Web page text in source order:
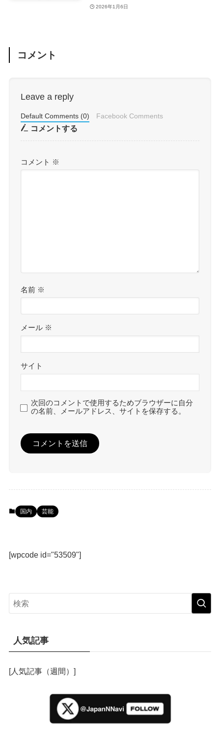
2026年1月6日
コメント
Leave a reply
Default Comments (0) Facebook Comments
コメントする
コメント ※
名前 ※
メール ※
サイト
次回のコメントで使用するためブラウザーに自分
の名前、メールアドレス、サイトを保存する。
国内 芸能
[wpcode id="53509"]
人気記事
[人気記事（週間）]